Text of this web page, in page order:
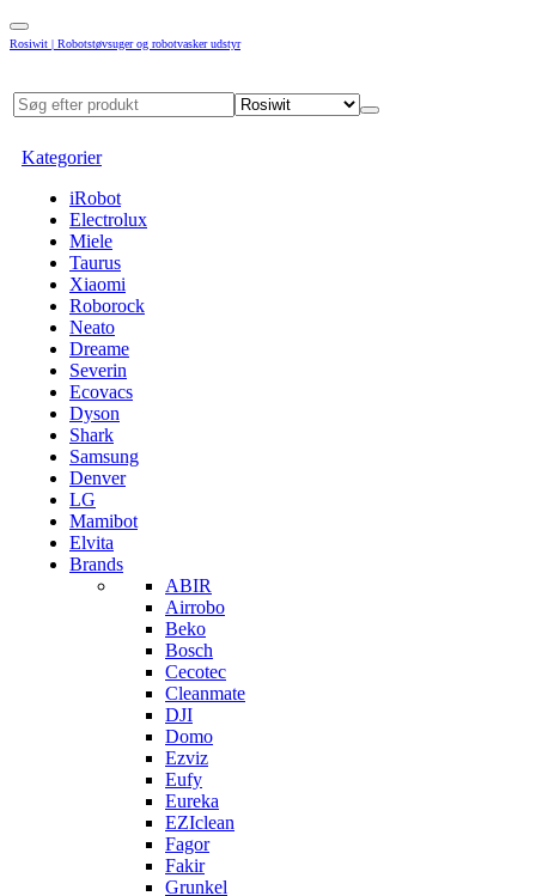
Rosiwit | Robotstøvsuger og robotvasker udstyr
Kategorier
iRobot
Electrolux
Miele
Taurus
Xiaomi
Roborock
Neato
Dreame
Severin
Ecovacs
Dyson
Shark
Samsung
Denver
LG
Mamibot
Elvita
Brands
ABIR
Airrobo
Beko
Bosch
Cecotec
Cleanmate
DJI
Domo
Ezviz
Eufy
Eureka
EZIclean
Fagor
Fakir
Grunkel